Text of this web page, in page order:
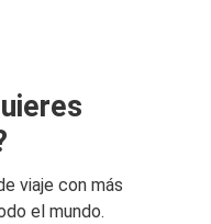
viaje con más
el mundo.